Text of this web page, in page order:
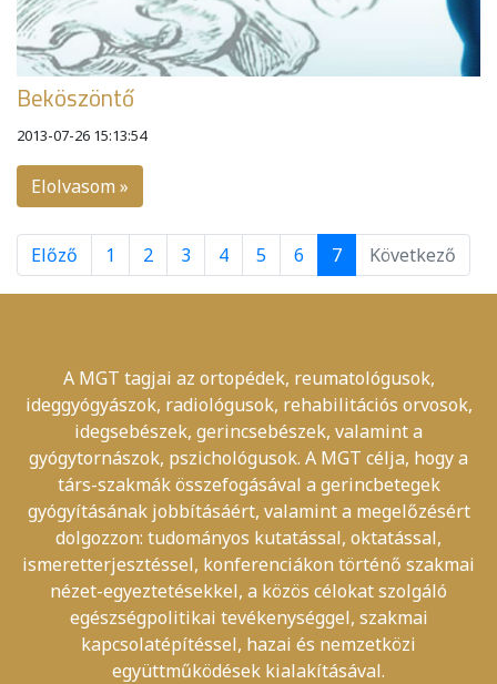
Beköszöntő
2013-07-26 15:13:54
Elolvasom »
Előző 1 2 3 4 5 6 7 Következő
A MGT tagjai az ortopédek, reumatológusok,
ideggyógyászok, radiológusok, rehabilitációs orvosok,
idegsebészek, gerincsebészek, valamint a
gyógytornászok, pszichológusok. A MGT célja, hogy a
társ-szakmák összefogásával a gerincbetegek
gyógyításának jobbításáért, valamint a megelőzésért
dolgozzon: tudományos kutatással, oktatással,
ismeretterjesztéssel, konferenciákon történő szakmai
nézet-egyeztetésekkel, a közös célokat szolgáló
egészségpolitikai tevékenységgel, szakmai
kapcsolatépítéssel, hazai és nemzetközi
együttműködések kialakításával.